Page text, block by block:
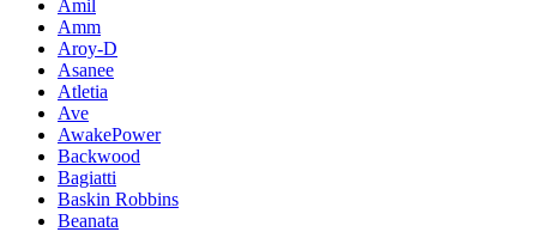
Amil
Amm
Aroy-D
Asanee
Atletia
Ave
AwakePower
Backwood
Bagiatti
Baskin Robbins
Beanata